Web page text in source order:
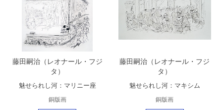
藤田嗣治（レオナール・フジ
タ）
魅せられし河：マリニー座
銅版画
藤田嗣治（レオナール・フジ
タ）
魅せられし河：マキシム
銅版画